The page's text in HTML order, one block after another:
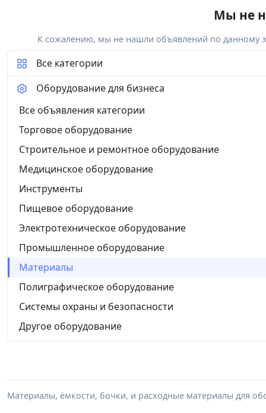
Мы не
К сожалению, мы не нашли объявлений по данному
Все категории
Оборудование для бизнеса
Все объявления категории
Торговое оборудование
Строительное и ремонтное оборудование
Медицинское оборудование
Инструменты
Пищевое оборудование
Электротехническое оборудование
Промышленное оборудование
Материалы
Полиграфическое оборудование
Системы охраны и безопасности
Другое оборудование
Материалы, ёмкости, бочки, и расходные материалы для